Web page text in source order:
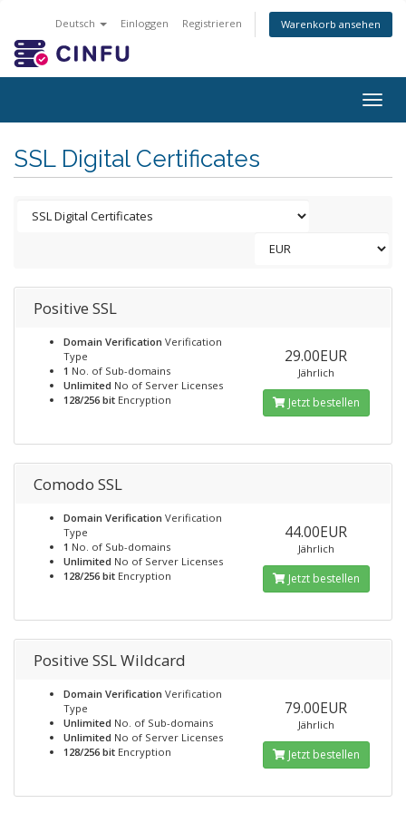
Deutsch Einloggen Registrieren Warenkorb ansehen
SSL Digital Certificates
Positive SSL
Domain Verification Verification
Type
1 No. of Sub-domains
Unlimited No of Server Licenses
128/256 bit Encryption
29.00EUR
Jährlich
Jetzt bestellen
Comodo SSL
Domain Verification Verification
Type
1 No. of Sub-domains
Unlimited No of Server Licenses
128/256 bit Encryption
44.00EUR
Jährlich
Jetzt bestellen
Positive SSL Wildcard
Domain Verification Verification
Type
Unlimited No. of Sub-domains
Unlimited No of Server Licenses
128/256 bit Encryption
79.00EUR
Jährlich
Jetzt bestellen